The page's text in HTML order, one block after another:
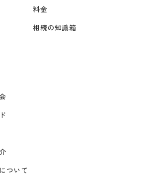
料金
相続の知識箱
ついて